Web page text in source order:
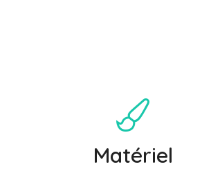
Matériel